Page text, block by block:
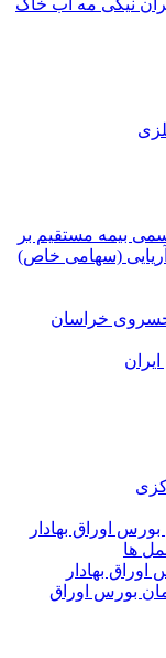
بیمه مستقیم بر
(سهامی خاص)
خراسان
اوراق بهادار
ها
بهادار
بورس اوراق